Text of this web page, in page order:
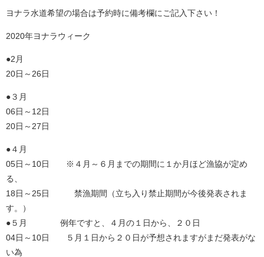
ヨナラ水道希望の場合は予約時に備考欄にご記入下さい！
2020年ヨナラウィーク
●2月
20日～26日
●３月
06日～12日
20日～27日
●４月
05日～10日 ※４月～６月までの期間に１か月ほど漁協が定め
る、
18日～25日 禁漁期間（立ち入り禁止期間が今後発表されま
す。）
●５月 例年ですと、４月の１日から、２０日
04日～10日 ５月１日から２０日が予想されますがまだ発表がな
い為